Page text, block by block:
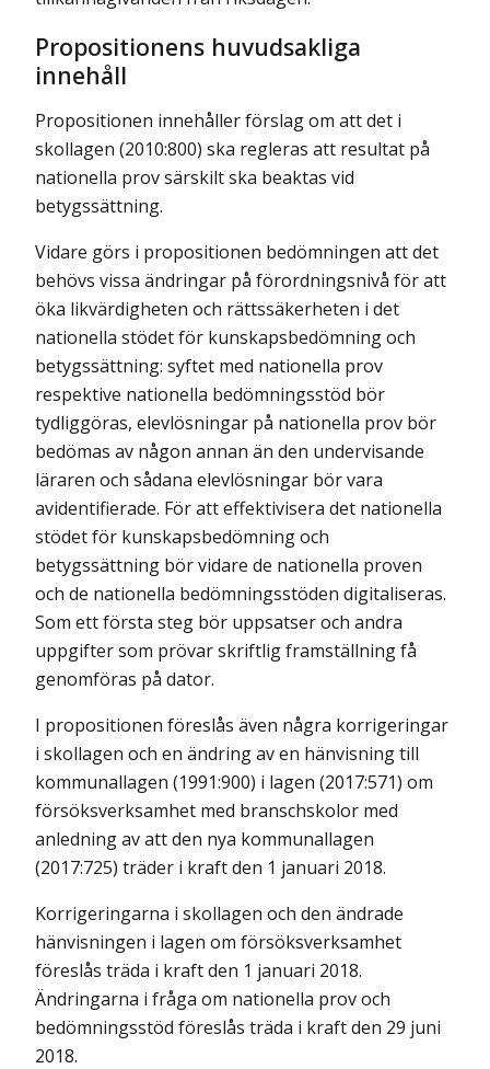
Propositionens huvudsakliga
innehåll
Propositionen innehåller förslag om att det i
skollagen (2010:800) ska regleras att resultat på
nationella prov särskilt ska beaktas vid
betygssättning.
Vidare görs i propositionen bedömningen att det
behövs vissa ändringar på förordningsnivå för att
öka likvärdigheten och rättssäkerheten i det
nationella stödet för kunskapsbedömning och
betygssättning: syftet med nationella prov
respektive nationella bedömningsstöd bör
tydliggöras, elevlösningar på nationella prov bör
bedömas av någon annan än den undervisande
läraren och sådana elevlösningar bör vara
avidentifierade. För att effektivisera det nationella
stödet för kunskapsbedömning och
betygssättning bör vidare de nationella proven
och de nationella bedömningsstöden digitaliseras.
Som ett första steg bör uppsatser och andra
uppgifter som prövar skriftlig framställning få
genomföras på dator.
I propositionen föreslås även några korrigeringar
i skollagen och en ändring av en hänvisning till
kommunallagen (1991:900) i lagen (2017:571) om
försöksverksamhet med branschskolor med
anledning av att den nya kommunallagen
(2017:725) träder i kraft den 1 januari 2018.
Korrigeringarna i skollagen och den ändrade
hänvisningen i lagen om försöksverksamhet
föreslås träda i kraft den 1 januari 2018.
Ändringarna i fråga om nationella prov och
bedömningsstöd föreslås träda i kraft den 29 juni
2018.